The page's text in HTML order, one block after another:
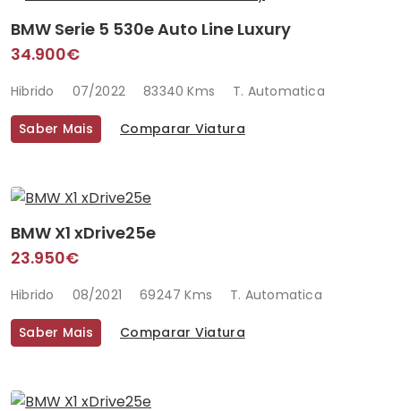
BMW Serie 5 530e Auto Line Luxury
34.900€
Hibrido 07/2022 83340 Kms T. Automatica
Saber Mais Comparar Viatura
BMW X1 xDrive25e
23.950€
Hibrido 08/2021 69247 Kms T. Automatica
Saber Mais Comparar Viatura